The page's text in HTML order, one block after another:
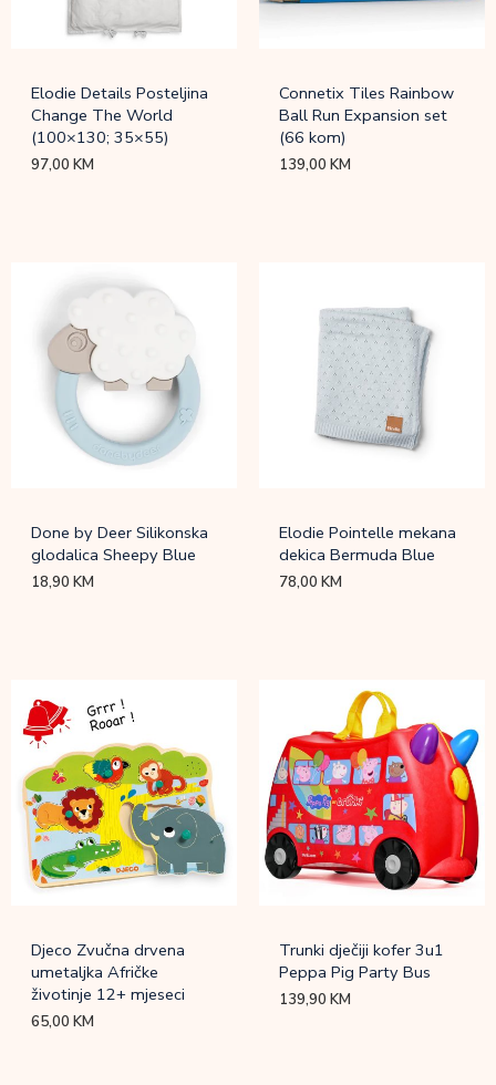
Elodie Details Posteljina
Change The World
(100×130; 35×55)
97,00KM
Connetix Tiles Rainbow
Ball Run Expansion set
(66 kom)
139,00KM
Done by Deer Silikonska
glodalica Sheepy Blue
18,90KM
Elodie Pointelle mekana
dekica Bermuda Blue
78,00KM
Djeco Zvučna drvena
umetaljka Afričke
životinje 12+ mjeseci
65,00KM
Trunki dječiji kofer 3u1
Peppa Pig Party Bus
139,90KM